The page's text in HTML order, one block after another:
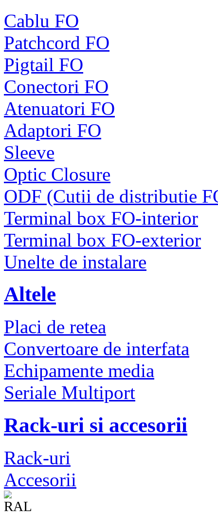
Cablu FO
Patchcord FO
Pigtail FO
Conectori FO
Atenuatori FO
Adaptori FO
Sleeve
Optic Closure
ODF (Cutii de distributie
Terminal box FO-interior
Terminal box FO-exterior
Unelte de instalare
Altele
Placi de retea
Convertoare de interfata
Echipamente media
Seriale Multiport
Rack-uri si accesorii
Rack-uri
Accesorii